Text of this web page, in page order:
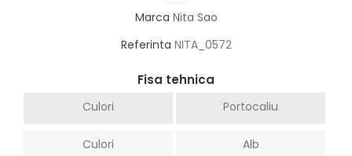
Marca Nita Sao
Referinta NITA_0572
Fisa tehnica
Culori Portocaliu
Culori Alb